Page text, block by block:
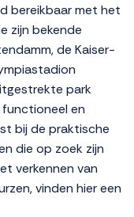
bereikbaar met het
zijn bekende
de Kaiser-
park
functioneel en
bij de praktische
die op zoek zijn
verkennen van
vinden hier een